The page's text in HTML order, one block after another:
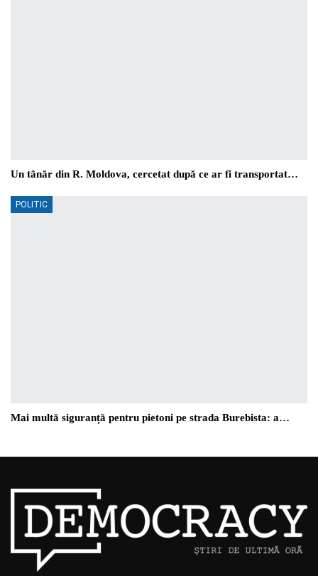
Un tânăr din R. Moldova, cercetat după ce ar fi transportat…
POLITIC
Mai multă siguranță pentru pietoni pe strada Burebista: a…